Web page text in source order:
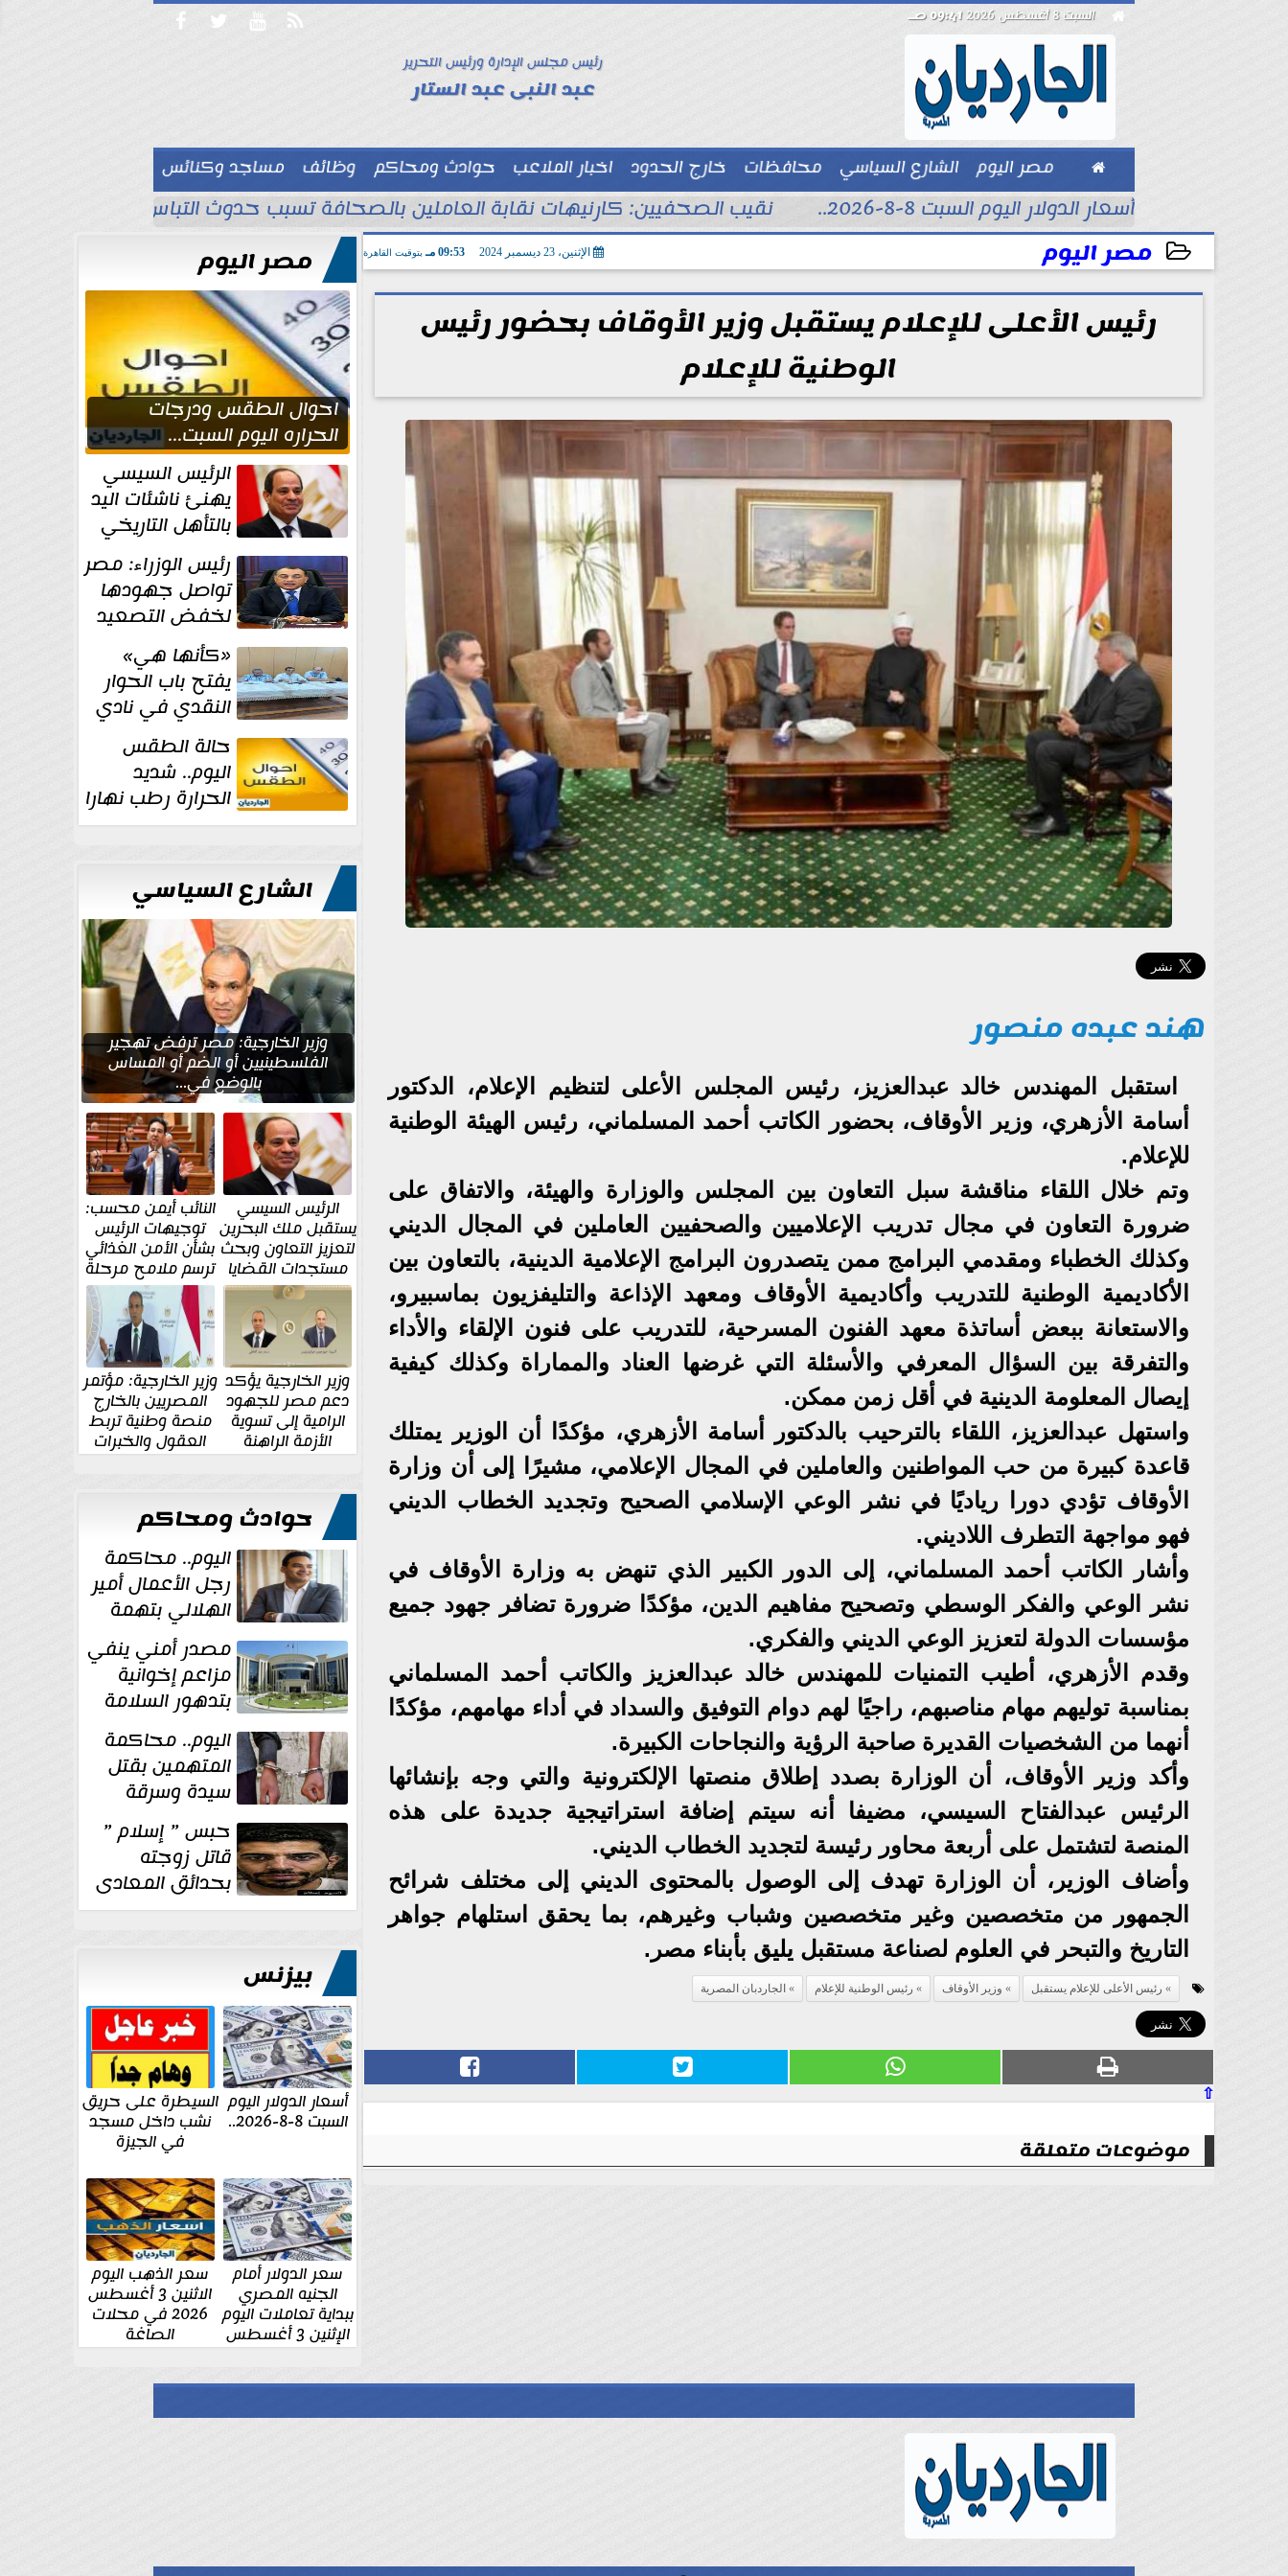
   
 السبت 8 أغسطس 2026 09:41 صـ
رئيس مجلس الإدارة ورئيس التحرير
عبد النبى عبد الستار
 مصر اليوم الشارع السياسي محافظات خارج الحدود اخبار الملاعب حوادث ومحاكم وظائف
مساجد وكنائس
بيزنس
توك شو  أسعار الدولار اليوم السبت 8-8-2026.. نقيب الصحفيين: كارنيهات نقابة العاملين بالصحافة تسبب حدوث التباس ويجب تصحيح
مصر اليوم الإثنين، 23 ديسمبر 2024 09:53 مـ بتوقيت القاهرة
2024-12-23 21:53:25
رئيس الأعلى للإعلام يستقبل وزير الأوقاف بحضور رئيس
الوطنية للإعلام
هند عبده منصور
استقبل المهندس خالد عبدالعزيز، رئيس المجلس الأعلى لتنظيم الإعلام، الدكتور
أسامة الأزهري، وزير الأوقاف، بحضور الكاتب أحمد المسلماني، رئيس الهيئة الوطنية
للإعلام.
وتم خلال اللقاء مناقشة سبل التعاون بين المجلس والوزارة والهيئة، والاتفاق على
ضرورة التعاون في مجال تدريب الإعلاميين والصحفيين العاملين في المجال الديني
وكذلك الخطباء ومقدمي البرامج ممن يتصدرون البرامج الإعلامية الدينية، بالتعاون بين
الأكاديمية الوطنية للتدريب وأكاديمية الأوقاف ومعهد الإذاعة والتليفزيون بماسبيرو،
والاستعانة ببعض أساتذة معهد الفنون المسرحية، للتدريب على فنون الإلقاء والأداء
والتفرقة بين السؤال المعرفي والأسئلة التي غرضها العناد والمماراة وكذلك كيفية
إيصال المعلومة الدينية في أقل زمن ممكن.
واستهل عبدالعزيز، اللقاء بالترحيب بالدكتور أسامة الأزهري، مؤكدًا أن الوزير يمتلك
قاعدة كبيرة من حب المواطنين والعاملين في المجال الإعلامي، مشيرًا إلى أن وزارة
الأوقاف تؤدي دورا رياديًا في نشر الوعي الإسلامي الصحيح وتجديد الخطاب الديني
فهو مواجهة التطرف اللاديني.
وأشار الكاتب أحمد المسلماني، إلى الدور الكبير الذي تنهض به وزارة الأوقاف في
نشر الوعي والفكر الوسطي وتصحيح مفاهيم الدين، مؤكدًا ضرورة تضافر جهود جميع
مؤسسات الدولة لتعزيز الوعي الديني والفكري.
وقدم الأزهري، أطيب التمنيات للمهندس خالد عبدالعزيز والكاتب أحمد المسلماني
بمناسبة توليهم مهام مناصبهم، راجيًا لهم دوام التوفيق والسداد في أداء مهامهم، مؤكدًا
أنهما من الشخصيات القديرة صاحبة الرؤية والنجاحات الكبيرة.
وأكد وزير الأوقاف، أن الوزارة بصدد إطلاق منصتها الإلكترونية والتي وجه بإنشائها
الرئيس عبدالفتاح السيسي، مضيفا أنه سيتم إضافة استراتيجية جديدة على هذه
المنصة لتشتمل على أربعة محاور رئيسة لتجديد الخطاب الديني.
وأضاف الوزير، أن الوزارة تهدف إلى الوصول بالمحتوى الديني إلى مختلف شرائح
الجمهور من متخصصين وغير متخصصين وشباب وغيرهم، بما يحقق استلهام جواهر
التاريخ والتبحر في العلوم لصناعة مستقبل يليق بأبناء مصر.
رئيس الأعلى للإعلام يستقبل وزير الأوقاف رئيس الوطنية للإعلام الجاردبان المصرية
⇧
موضوعات متعلقة
مصر اليوم
احوال الطقس ودرجات
الحراره اليوم السبت...
العظمى في القاهره 36
درجة الرئيس السيسي
يهنئ ناشئات اليد
بالتأهل التاريخي
إلى نصف نهائي
كأس العالم رئيس الوزراء: مصر
تواصل جهودها
لخفض التصعيد
والحفاظ على
الاستقرار الإقليمي«كأنها هي»
يفتح باب الحوار
النقدي في نادي
أدب مصر الجديدة
حالة الطقس
اليوم.. شديد
الحرارة رطب نهارا
مائل للحرارة رطب
الشارع السياسي
وزير الخارجية: مصر ترفض تهجير
الفلسطينيين أو الضم أو المساس
بالوضع في...
الرئيس السيسي
يستقبل ملك البحرين
لتعزيز التعاون وبحث
مستجدات القضايا
الإقليمية والدولية
النائب أيمن محسب:
توجيهات الرئيس
بشأن الأمن الغذائي
ترسم ملامح مرحلة
جديدة
وزير الخارجية يؤكد
دعم مصر للجهود
الرامية إلى تسوية
الأزمة الراهنة
وزير الخارجية: مؤتمر
المصريين بالخارج
منصة وطنية تربط
العقول والخبرات
المصرية بالدولة
حوادث ومحاكم
اليوم.. محاكمة
رجل الأعمال أمير
الهلالي بتهمة
غسل الأموال
مصدر أمني ينفي
مزاعم إخوانية
بتدهور السلامة
الإنشائية لأحد
مراكز الإصلاح والتأهيل
اليوم.. محاكمة
المتهمين بقتل
سيدة وسرقة
ذهبها في بولاق
الدكرور حبس ” إسلام ”
قاتل زوجته
بحدائق المعادى
١٥ يوم أخرى
بيزنس
أسعار الدولار اليوم
السبت 8-8-2026..
السيطرة على حريق
نشب داخل مسجد
في الجيزة
سعر الدولار أمام
الجنيه المصري
ببداية تعاملات اليوم
الإثنين 3 أغسطس
سعر الذهب اليوم
الاثنين 3 أغسطس
2026 في محلات
الصاغة